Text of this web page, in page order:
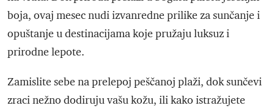
boja, ovaj mesec nudi izvanredne prilike za sunčanje i
opuštanje u destinacijama koje pružaju luksuz i
prirodne lepote.
Zamislite sebe na prelepoj peščanoj plaži, dok sunčevi
zraci nežno dodiruju vašu kožu, ili kako istražujete